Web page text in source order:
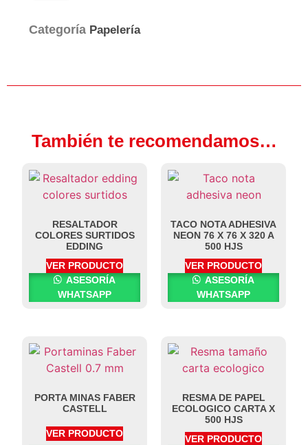
Categoría Papelería
También te recomendamos…
RESALTADOR
COLORES SURTIDOS
EDDING
VER PRODUCTO
ASESORÍA
WHATSAPP
TACO NOTA ADHESIVA
NEON 76 X 76 X 320 A
500 HJS
VER PRODUCTO
ASESORÍA
WHATSAPP
PORTA MINAS FABER
CASTELL
VER PRODUCTO
RESMA DE PAPEL
ECOLOGICO CARTA X
500 HJS
VER PRODUCTO